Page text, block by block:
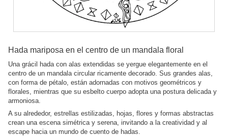
Hada mariposa en el centro de un mandala floral
Una grácil hada con alas extendidas se yergue elegantemente en el
centro de un mandala circular ricamente decorado. Sus grandes alas,
con forma de pétalo, están adornadas con motivos geométricos y
florales, mientras que su esbelto cuerpo adopta una postura delicada y
armoniosa.
A su alrededor, estrellas estilizadas, hojas, flores y formas abstractas
crean una escena simétrica y serena, invitando a la creatividad y al
escape hacia un mundo de cuento de hadas.